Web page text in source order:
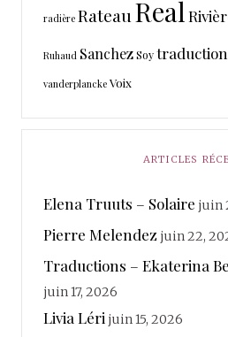
radière RateauReal
Ruhaud SanchezSoy
vanderplancke Voix
ARTICLES
Elena Truuts – Solaire juin
Pierre Melendez juin 22,
Traductions – Ekaterina
juin 17, 2026
Livia Léri juin 15, 2026